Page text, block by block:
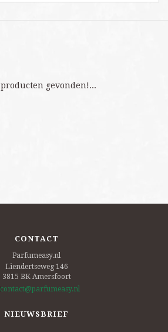
producten gevonden!...
CONTACT
Parfumeasy.nl
Liendertseweg 146
3815 BK Amersfoort
contact@parfumeasy.nl
NIEUWSBRIEF